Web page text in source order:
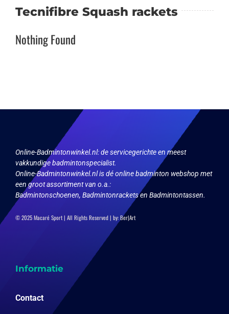
Tecnifibre Squash rackets
Nothing Found
Online-Badmintonwinkel.nl:de servicegerichte en meest
vakkundige badmintonspecialist.
Online-Badmintonwinkel.nl is dé online badminton webshop met
een groot assortiment van o.a.:
Badmintonschoenen, Badmintonrackets en Badmintontassen.
© 2025 Macaré Sport | All Rights Reserved | by:Ber|Art
Informatie
Contact